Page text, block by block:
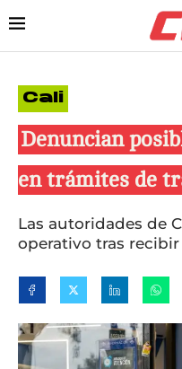
Cali
Denuncian
en trámites de
Las autoridades de
operativo tras